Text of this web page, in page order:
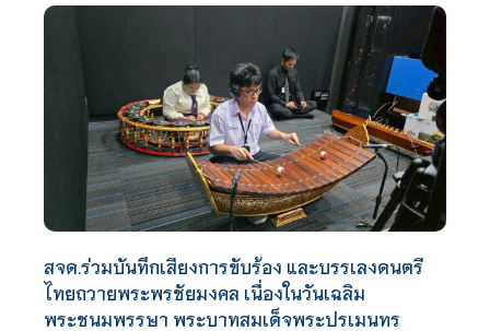
สจด.ร่วมบันทึกเสียงการขับร้อง และบรรเลงดนตรี
ไทยถวายพระพรชัยมงคล เนื่องในวันเฉลิม
พระชนมพรรษา พระบาทสมเด็จพระปรเมนทร